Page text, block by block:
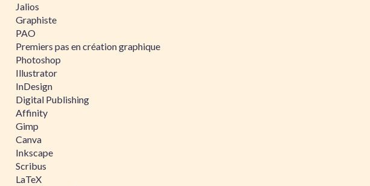
Jalios
Graphiste
PAO
Premiers pas en création graphique
Photoshop
Illustrator
InDesign
Digital Publishing
Affinity
Gimp
Canva
Inkscape
Scribus
LaTeX